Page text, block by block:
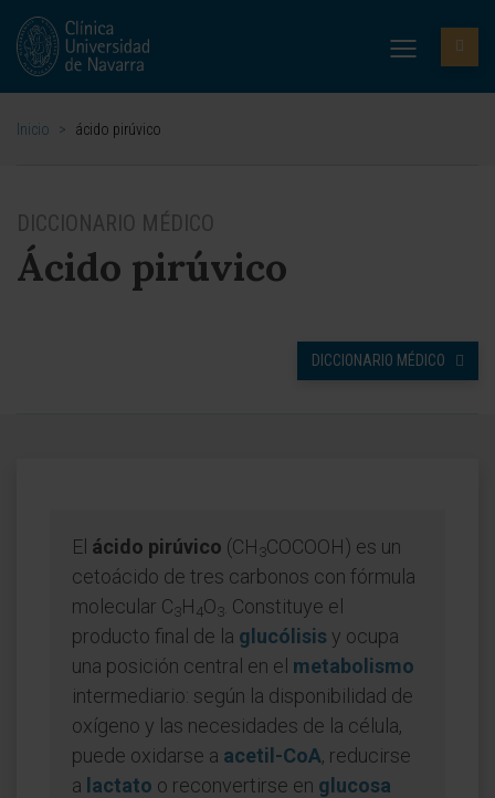
Inicio > ácido pirúvico
DICCIONARIO MÉDICO
Ácido pirúvico
DICCIONARIO MÉDICO
El ácido pirúvico (CH3COCOOH) es un
cetoácido de tres carbonos con fórmula
molecular C3H4O3 . Constituye el
producto final de la glucólisis y ocupa
una posición central en el metabolismo
intermediario: según la disponibilidad de
oxígeno y las necesidades de la célula,
puede oxidarse a acetil-CoA, reducirse
a lactato o reconvertirse en glucosa